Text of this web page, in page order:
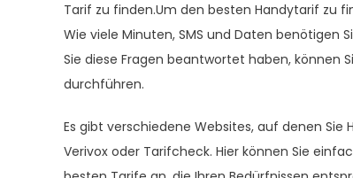
Tarif zu finden.Um den besten Handytarif zu
Wie viele Minuten, SMS und Daten
Sie diese Fragen beantwortet haben, können
durchführen.
Es gibt verschiedene Websites, auf denen
Verivox oder Tarifcheck. Hier können Sie